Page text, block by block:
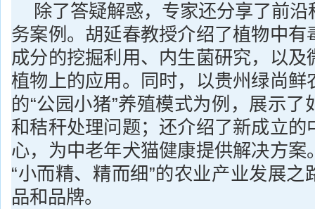
除了答疑解惑，专家还分享了前
务案例。胡延春教授介绍了植物中有
成分的挖掘利用、内生菌研究，以及
植物上的应用。同时，以贵州绿尚鲜
的“公园小猪”养殖模式为例，展示了
和秸秆处理问题；还介绍了新成立的
心，为中老年犬猫健康提供解决方案
“小而精、精而细”的农业产业发展之
品和品牌。